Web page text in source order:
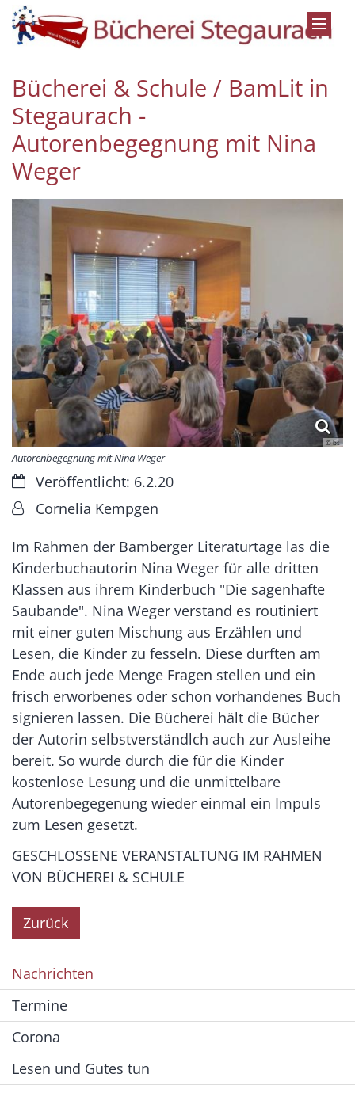
Zum Inhalt springen
Bücherei & Schule / BamLit in
Stegaurach -
Autorenbegegnung mit Nina
Weger
© bs
Autorenbegegnung mit Nina Weger
Datum:Veröffentlicht: 6.2.20
Von:Cornelia Kempgen
Im Rahmen der Bamberger Literaturtage las die
Kinderbuchautorin Nina Weger für alle dritten
Klassen aus ihrem Kinderbuch "Die sagenhafte
Saubande". Nina Weger verstand es routiniert
mit einer guten Mischung aus Erzählen und
Lesen, die Kinder zu fesseln. Diese durften am
Ende auch jede Menge Fragen stellen und ein
frisch erworbenes oder schon vorhandenes Buch
signieren lassen. Die Bücherei hält die Bücher
der Autorin selbstverständlch auch zur Ausleihe
bereit. So wurde durch die für die Kinder
kostenlose Lesung und die unmittelbare
Autorenbegegenung wieder einmal ein Impuls
zum Lesen gesetzt.
GESCHLOSSENE VERANSTALTUNG IM RAHMEN
VON BÜCHEREI & SCHULE
Zurück
Nachrichten
Termine
Corona
Lesen und Gutes tun